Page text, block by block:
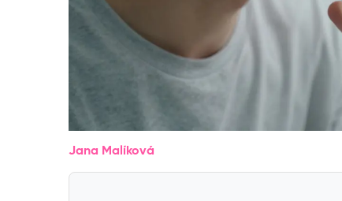
Jana Malíková